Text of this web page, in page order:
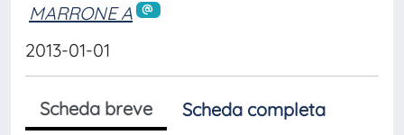
MARRONE A
2013-01-01
Scheda breve
Scheda completa